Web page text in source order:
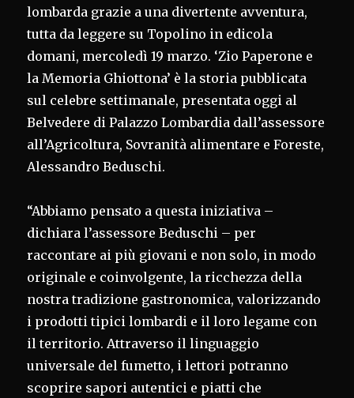
lombarda grazie a una divertente avventura,
tutta da leggere su Topolino in edicola
domani, mercoledì 19 marzo. ‘Zio Paperone e
la Memoria Ghiottona’ è la storia pubblicata
sul celebre settimanale, presentata oggi al
Belvedere di Palazzo Lombardia dall’assessore
all’Agricoltura, Sovranità alimentare e Foreste,
Alessandro Beduschi.
“Abbiamo pensato a questa iniziativa –
dichiara l’assessore Beduschi – per
raccontare ai più giovani e non solo, in modo
originale e coinvolgente, la ricchezza della
nostra tradizione gastronomica, valorizzando
i prodotti tipici lombardi e il loro legame con
il territorio. Attraverso il linguaggio
universale del fumetto, i lettori potranno
scoprire sapori autentici e piatti che